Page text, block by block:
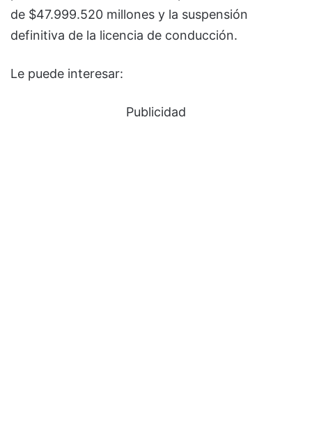
de $47.999.520 millones y la suspensión
definitiva de la licencia de conducción.
Le puede interesar:
Publicidad